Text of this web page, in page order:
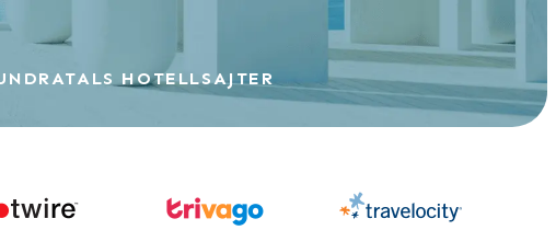
HOTELLSAJTER